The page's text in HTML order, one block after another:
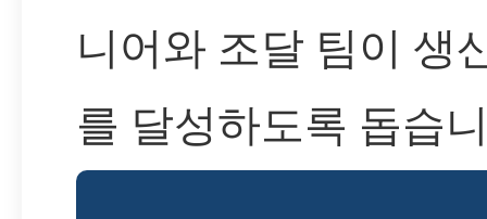
니어와 조달 팀이 생
를 달성하도록 돕습